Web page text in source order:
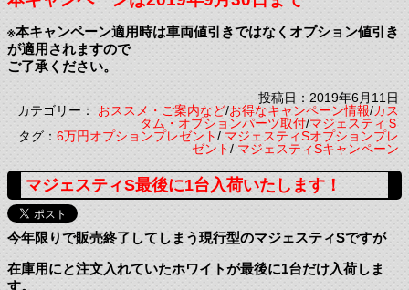
※本キャンペーン適用時は車両値引きではなくオプション値引き
が適用されますので
ご了承ください。
投稿日：2019年6月11日
カテゴリー：おススメ・ご案内など/お得なキャンペーン情報/カス
タム・オプションパーツ取付/マジェスティＳ
タグ：6万円オプションプレゼント/マジェスティSオプションプレ
ゼント/マジェスティSキャンペーン
マジェスティS最後に1台入荷いたします！
今年限りで販売終了してしまう現行型のマジェスティSですが
在庫用にと注文入れていたホワイトが最後に1台だけ入荷しま
す。